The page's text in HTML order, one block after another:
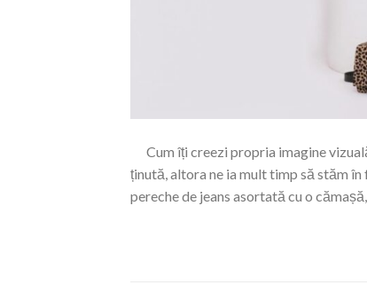
Cum îți creezi propria imagine
ținută, altora ne ia mult timp să stăm
pereche de jeans asortată cu o